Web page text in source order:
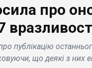
про
публікацію
що деякі з них
БІЗНЕС НОВИНИ
Snapchat+
оновлення